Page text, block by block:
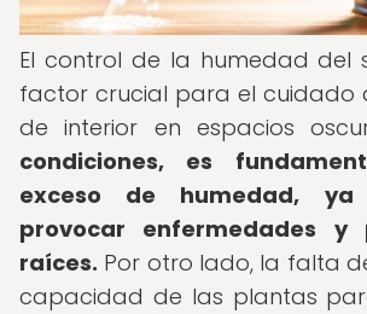
El control de la humedad del
factor crucial para el cuidado
de interior en espacios
condiciones, es
exceso de humedad,
provocar enfermedades y
raíces. Por otro lado, la falta
capacidad de las plantas